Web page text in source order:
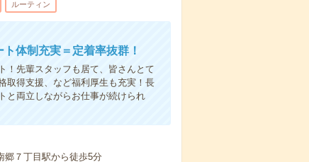
ルーティン
体制充実＝定着率抜群！
先輩スタッフも居て、皆さんとて
取得支援、など福利厚生も充実！長
両立しながらお仕事が続けられ
郷７丁目駅から徒歩5分